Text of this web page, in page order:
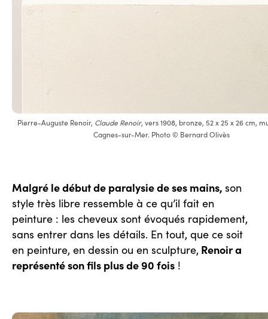
Pierre-Auguste Renoir, Claude Renoir, vers 1908, bronze, 52 x 25 x 26 cm,
Cagnes-sur-Mer. Photo © Bernard Olivès
Malgré le début de paralysie de ses mains, son
style très libre ressemble à ce qu’il fait en
peinture : les cheveux sont évoqués rapidement,
sans entrer dans les détails. En tout, que ce soit
en peinture, en dessin ou en sculpture, Renoir a
représenté son fils plus de 90 fois !